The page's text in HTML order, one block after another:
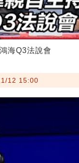
海Q3法說會
12 15:00